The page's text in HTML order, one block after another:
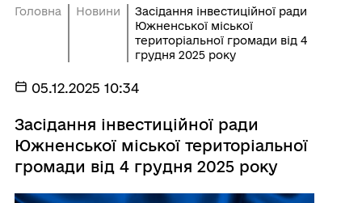
Головна Новини
Засідання інвестиційної ради
Южненської міської
територіальної громади від 4
грудня 2025 року
05.12.2025 10:34
Засідання інвестиційної ради
Южненської міської територіальної
громади від 4 грудня 2025 року